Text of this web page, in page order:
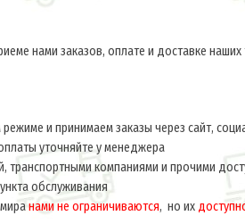
нами заказов, оплате и доставке
и принимаем заказы через сайт,
уточняйте у менеджера
транспортными компаниями и прочими
обслуживания
нами не ограничиваются, но их